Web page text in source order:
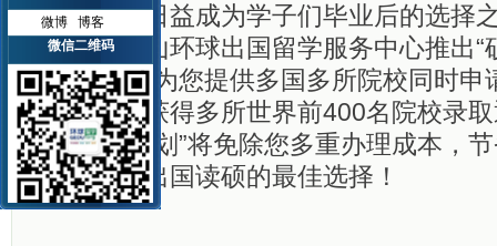
出国读硕日益成为学子们毕业后的选择
势，马鞍山环球出国留学服务中心推出“
划”，旨在为您提供多国多所院校同时申
可以同时获得多所世界前400名院校录
学“双申计划”将免除您多重办理成本，
间，是您出国读硕的最佳选择！
微博
博客
微信二维码